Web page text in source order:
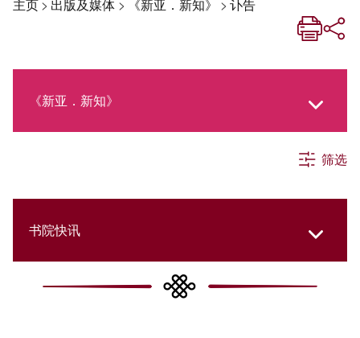
主页> 出版及媒体 > 《新亚．新知》 > 讣告
《新亚．新知》
社交媒体专栏
《新亚简讯》
筛选
书院快讯
Cultural Topics